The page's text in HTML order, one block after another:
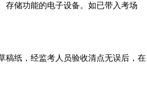
储功能的电子设备。如已带入考场
纸，经监考人员验收清点无误后，在